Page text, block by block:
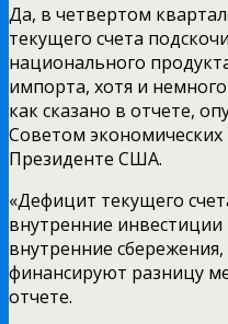
Да, в четвертом
текущего счета
национального
импорта, хотя и
как сказано в отчете,
Советом экономических
Президенте США.
«Дефицит текущего
внутренние
внутренние
финансируют разницу
отчете.